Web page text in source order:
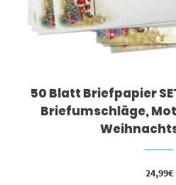
50 Blatt Briefpapier
Briefumschläge,
24,99€